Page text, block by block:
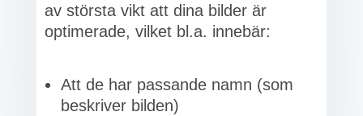
av största vikt att dina bilder är
optimerade, vilket bl.a. innebär:
Att de har passande namn (som
beskriver bilden)